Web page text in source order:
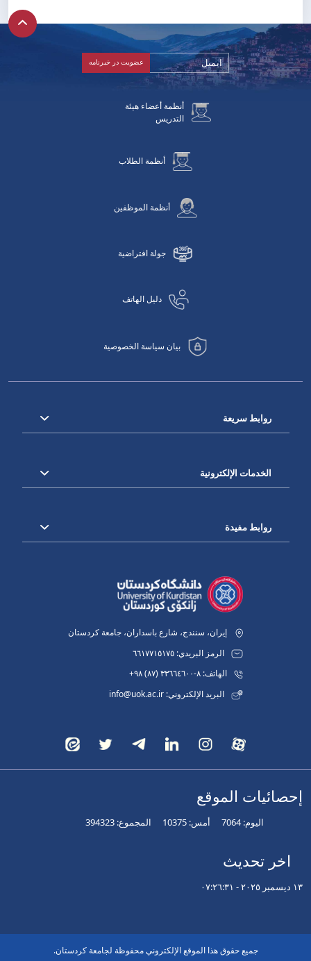
أنظمة أعضاء هيئة
التدريس
أنظمة الطلاب
أنظمة الموظفين
جولة افتراضية
دليل الهاتف
بيان سياسة الخصوصية
روابط سريعة
الخدمات الإلكترونية
روابط مفيدة
إيران، سنندج، شارع باسداران، جامعة كردستان
الرمز البريدي: ٦٦١٧٧١٥١٧٥
الهاتف: ٨-٣٣٦٦٤٦٠٠ (٨٧) ٩٨+
البريد الإلكتروني: info@uok.ac.ir
إحصائيات الموقع
اليوم: 7064 أمس: 10375 المجموع: 394323
اخر تحديث
١٣ ديسمبر ٢٠٢٥ - ٠٧:٢٦:٣١
جميع حقوق هذا الموقع الإلكتروني محفوظة لجامعة كردستان.